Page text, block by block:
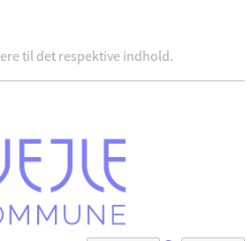
til det respektive indhold.